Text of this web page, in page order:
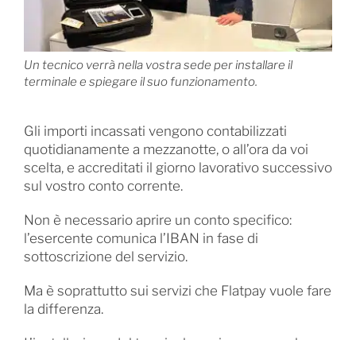
Un tecnico verrà nella vostra sede per installare il
terminale e spiegare il suo funzionamento.
Gli importi incassati vengono contabilizzati
quotidianamente a mezzanotte, o all’ora da voi
scelta, e accreditati il giorno lavorativo successivo
sul vostro conto corrente.
Non è necessario aprire un conto specifico:
l’esercente comunica l’IBAN in fase di
sottoscrizione del servizio.
Ma è soprattutto sui servizi che Flatpay vuole fare
la differenza.